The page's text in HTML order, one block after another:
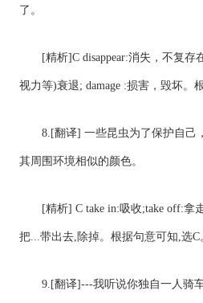
了。
[精析]C disappear:消失，不复存
视力等)衰退; damage :损害，毁坏。
8.[翻译] 一些昆虫为了保护自己
其周围环境相似的颜色。
[精析] C take in:吸收;take off:拿走
把...带出去,除掉。根据句意可知,选C
9.[翻译]---我听说你独自一人骑车